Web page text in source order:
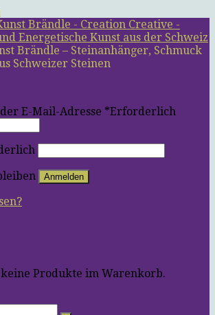
Brändle – Steinanhänger, Schmuck
Schweizer Steinen
E-Mail-Adresse *Erforderlich
Anmelden
Produkte im Warenkorb.